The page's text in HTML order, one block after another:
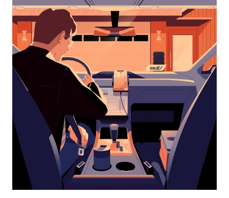
o
calendário
selecionar
uma
data.
Pressione
a
tecla
“ESC”
o
calendário.